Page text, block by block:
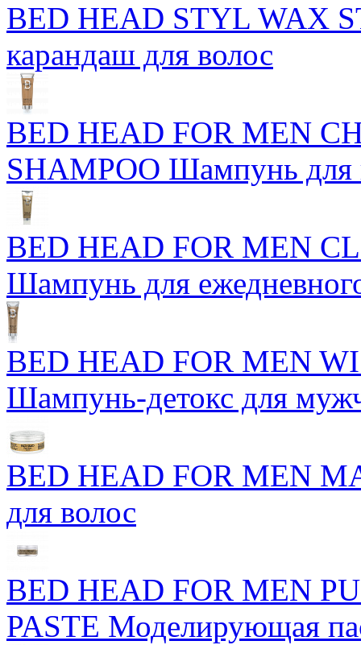
BED HEAD STYL WAX
карандаш для волос
BED HEAD FOR MEN
SHAMPOO Шампунь для
BED HEAD FOR MEN
Шампунь для
BED HEAD FOR MEN
Шампунь-детокс для
BED HEAD FOR MEN
для волос
BED HEAD FOR MEN
PASTE Моделирующая